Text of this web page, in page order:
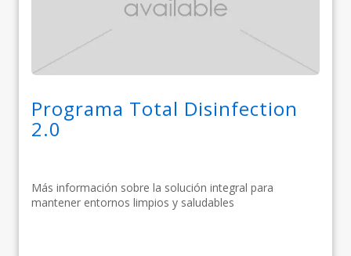
Programa Total Disinfection
2.0
Más información sobre la solución integral para
mantener entornos limpios y saludables